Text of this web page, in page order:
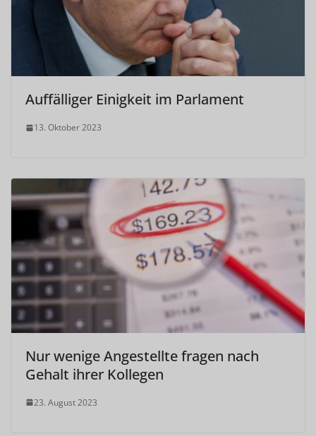
Auffälliger Einigkeit im Parlament
13. Oktober 2023
Nur wenige Angestellte fragen nach
Gehalt ihrer Kollegen
23. August 2023